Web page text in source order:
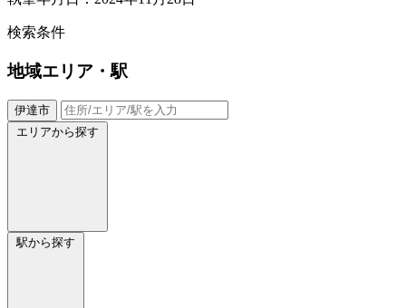
検索条件
地域エリア・駅
伊達市
エリアから探す
駅から探す